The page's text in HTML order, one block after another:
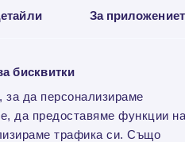
За
бисквитки
, за да персонализираме
да предоставяме функции на
трафика си. Също
десет години
лева.
ни подкрепа
- храна, празници,
по всички стандарти